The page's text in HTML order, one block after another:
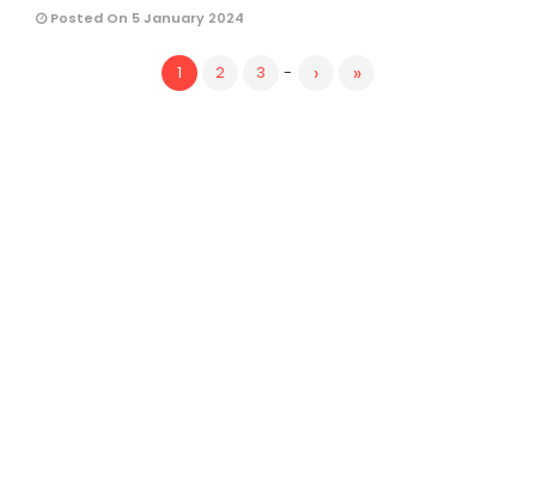
Posted On 5 January 2024
1 2 3 - › »